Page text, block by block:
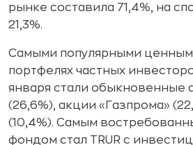
рынке составила 71,4%, на
21,3%.
Самыми популярными
портфелях частных
января стали обыкновенные
(26,6%), акции «Газпрома»
(10,4%). Самым
фондом стал TRUR с